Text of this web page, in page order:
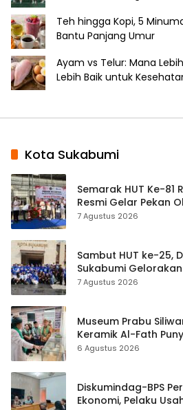
Teh hingga Kopi, 5
Bantu Panjang Umur
Ayam vs Telur: Mana
Lebih Baik untuk
Kota Sukabumi
Semarak HUT Ke-81
Resmi Gelar Pekan
Tradisional
7 Agustus 2026
Sambut HUT ke-25,
Sukabumi
ASRI Lewat Aksi
7 Agustus 2026
Museum Prabu
Keramik Al-Fath
Hampir 500 Koleksi
6 Agustus 2026
Diskumindag-BPS
Ekonomi, Pelaku